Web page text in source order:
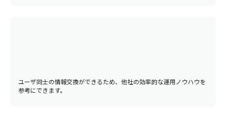
ユーザ同士の情報交換ができるため、他社の効率的な運用ノウハウを
参考にできます。